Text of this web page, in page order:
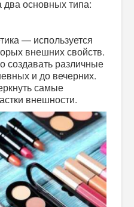
два основных типа:
— используется
внешних свойств.
различные
и до вечерних.
самые
внешности.